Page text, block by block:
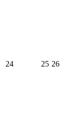
24 25 26